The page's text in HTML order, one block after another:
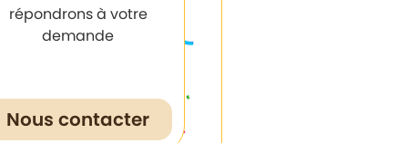
répondrons à votre
demande
Nous contacter